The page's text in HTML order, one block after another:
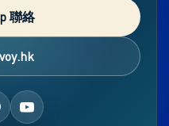
聯絡